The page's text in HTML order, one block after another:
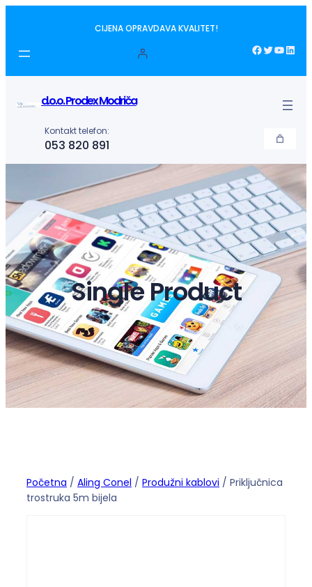
sadržaj
CIJENA OPRAVDAVA KVALITET!
Facebook Twitter YouTube LinkedIn
d.o.o. Prodex Modriča
Kontakt telefon:
053 820 891
Single Product
Početna / Aling Conel / Produžni kablovi / Priključnica
trostruka 5m bijela